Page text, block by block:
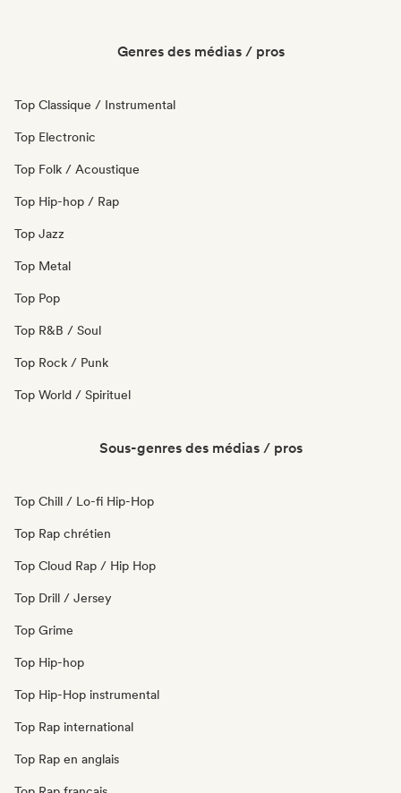
Genres des médias / pros
Top Classique / Instrumental
Top Electronic
Top Folk / Acoustique
Top Hip-hop / Rap
Top Jazz
Top Metal
Top Pop
Top R&B / Soul
Top Rock / Punk
Top World / Spirituel
Sous-genres des médias / pros
Top Chill / Lo-fi Hip-Hop
Top Rap chrétien
Top Cloud Rap / Hip Hop
Top Drill / Jersey
Top Grime
Top Hip-hop
Top Hip-Hop instrumental
Top Rap international
Top Rap en anglais